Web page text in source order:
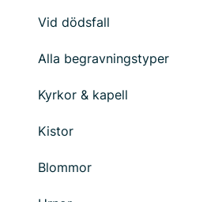
Vid dödsfall
Alla begravningstyper
Kyrkor & kapell
Kistor
Blommor